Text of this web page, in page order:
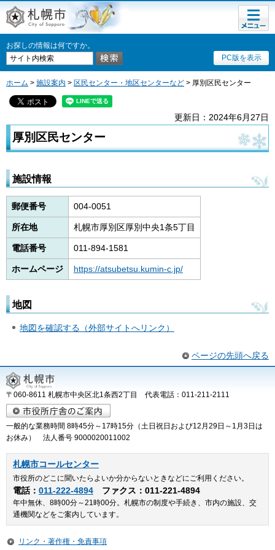
札幌市
お探しの情報は何ですか。
PC版を表示
メニュ
ー
ホーム > 施設案内 > 区民センター・地区センターなど > 厚別区民センター
更新日：2024年6月27日
厚別区民センター
施設情報
郵便番号 004-0051
所在地 札幌市厚別区厚別中央1条5丁目
電話番号 011-894-1581
ホームページ https://atsubetsu.kumin-c.jp/
地図
地図を確認する（外部サイトへリンク）
ページの先頭へ戻る
〒060-8611 札幌市中央区北1条西2丁目 代表電話：011-211-2111
一般的な業務時間 8時45分～17時15分（土日祝日および12月29日～1月3日は
お休み） 法人番号 9000020011002
札幌市コールセンター
市役所のどこに聞いたらよいか分からないときなどにご利用ください。
電話： 011-222-4894 ファクス：011-221-4894
年中無休、8時00分～21時00分。札幌市の制度や手続き、市内の施設、交
通機関などをご案内しています。
リンク・著作権・免責事項